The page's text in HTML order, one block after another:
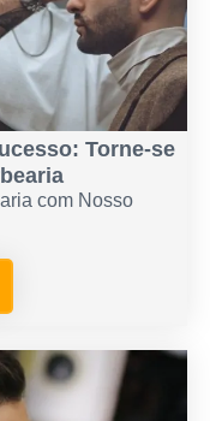
Torne-se
com Nosso